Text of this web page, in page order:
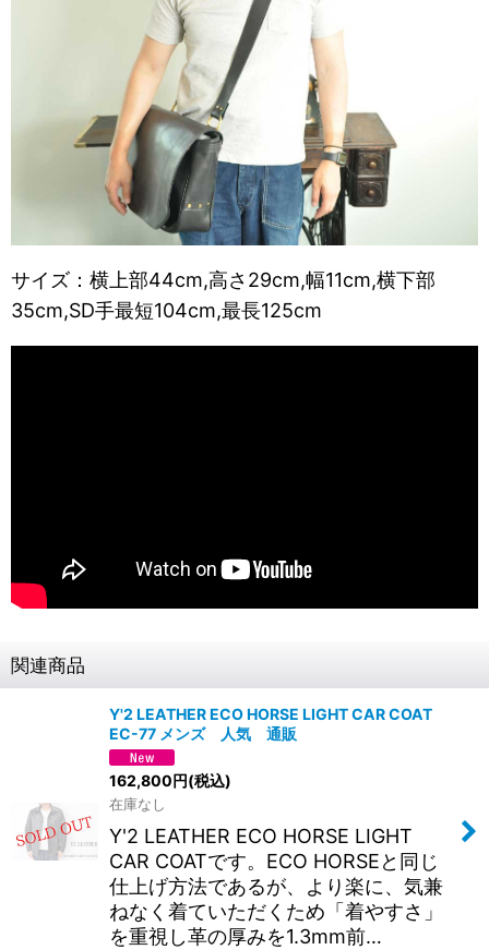
サイズ：横上部44cm,高さ29cm,幅11cm,横下部
35cm,SD手最短104cm,最長125cm
関連商品
Y'2 LEATHER ECO HORSE LIGHT CAR COAT
EC-77 メンズ 人気 通販
162,800円(税込)
在庫なし
Y'2 LEATHER ECO HORSE LIGHT
CAR COATです。ECO HORSEと同じ
仕上げ方法であるが、より楽に、気兼
ねなく着ていただくため「着やすさ」
を重視し革の厚みを1.3mm前…